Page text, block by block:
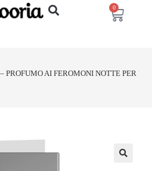
0
PROFUMO AI FEROMONI NOTTE PER